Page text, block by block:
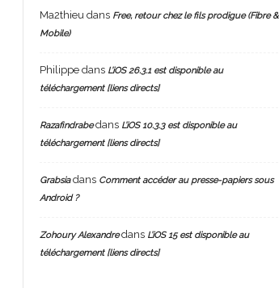
Ma2thieu dans Free, retour chez le fils prodigue (Fibre &
Mobile)
Philippedans L’iOS 26.3.1 est disponible au
téléchargement [liens directs]
Razafindrabedans L’iOS 10.3.3 est disponible au
téléchargement [liens directs]
Grabsiadans Comment accéder au presse-papiers sous
Android ?
Zohoury Alexandredans L’iOS 15 est disponible au
téléchargement [liens directs]